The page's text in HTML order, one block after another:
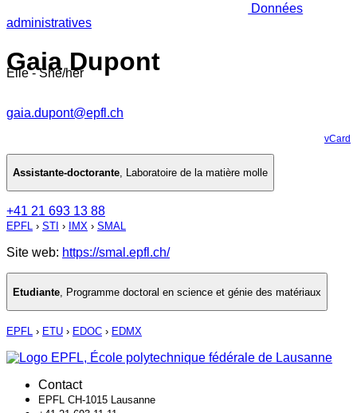
Données
administratives
Gaia Dupont
Elle - She/her
gaia.dupont@epfl.ch
vCard
Assistante-doctorante Laboratoire de la matière molle
+41 21 693 13 88
EPFL › STI › IMX › SMAL
Site web: https://smal.epfl.ch/
Etudiante Programme doctoral en science et génie des matériaux
EPFL › ETU › EDOC › EDMX
Contact
EPFL CH-1015 Lausanne